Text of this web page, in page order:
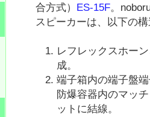
合方式）
ES-15F。
スピーカーは、以下の
レフレックスホー
成。
端子箱内の端子盤
防爆容器内のマッ
ットに結線。